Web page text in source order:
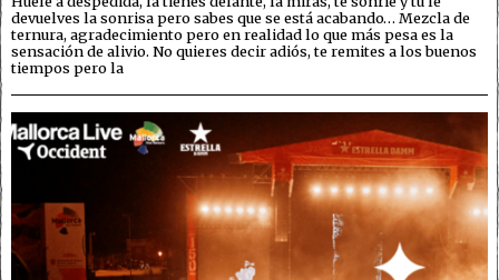
devuelves la sonrisa pero sabes que se está acabando… Mezcla de
ternura, agradecimiento pero en realidad lo que más pesa es la
sensación de alivio. No quieres decir adiós, te remites a los buenos
tiempos pero la